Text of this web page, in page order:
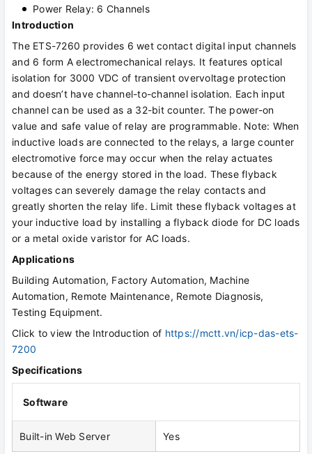
Power Relay: 6 Channels
Introduction
The ETS-7260 provides 6 wet contact digital input channels
and 6 form A electromechanical relays. It features optical
isolation for 3000 VDC of transient overvoltage protection
and doesn’t have channel-to-channel isolation. Each input
channel can be used as a 32-bit counter. The power-on
value and safe value of relay are programmable. Note: When
inductive loads are connected to the relays, a large counter
electromotive force may occur when the relay actuates
because of the energy stored in the load. These flyback
voltages can severely damage the relay contacts and
greatly shorten the relay life. Limit these flyback voltages at
your inductive load by installing a flyback diode for DC loads
or a metal oxide varistor for AC loads.
Applications
Building Automation, Factory Automation, Machine
Automation, Remote Maintenance, Remote Diagnosis,
Testing Equipment.
Click to view the Introduction of https://mctt.vn/icp-das-ets-
7200
Specifications
Software
Built-in Web Server Yes